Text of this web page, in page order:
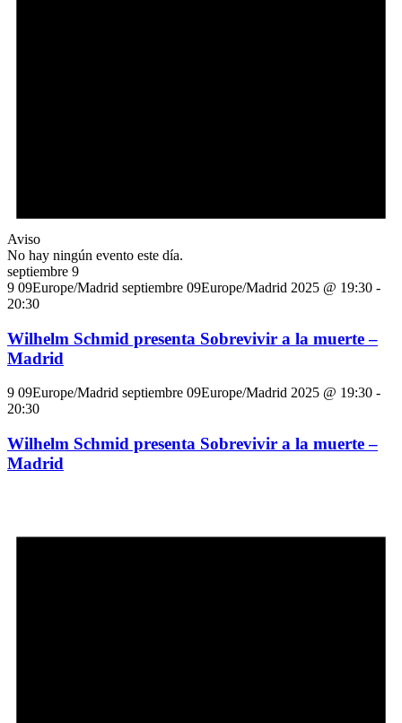
Aviso
No hay ningún evento este día.
septiembre 9
9 09Europe/Madrid septiembre 09Europe/Madrid 2025 @ 19:30 -
20:30
Wilhelm Schmid presenta Sobrevivir a la muerte –
Madrid
9 09Europe/Madrid septiembre 09Europe/Madrid 2025 @ 19:30 -
20:30
Wilhelm Schmid presenta Sobrevivir a la muerte –
Madrid